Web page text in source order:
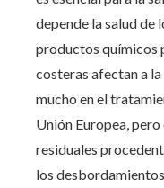
depende la salud de
productos químicos
costeras afectan a la
mucho en el
Unión Europea,
residuales
los